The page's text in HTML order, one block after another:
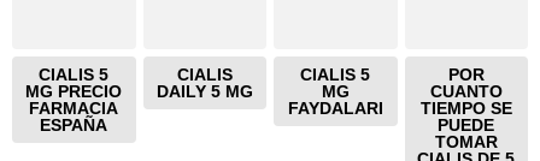
CIALIS 5
MG PRECIO
FARMACIA
ESPAÑA
CIALIS
DAILY 5 MG
CIALIS 5
MG
FAYDALARI
POR
CUANTO
TIEMPO SE
PUEDE
TOMAR